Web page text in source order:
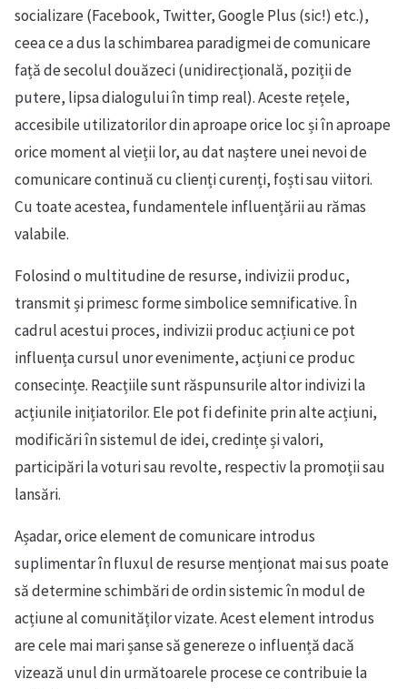
socializare (Facebook, Twitter, Google Plus (sic!) etc.),
ceea ce a dus la schimbarea paradigmei de comunicare
față de secolul douăzeci (unidirecțională, poziții de
putere, lipsa dialogului în timp real). Aceste rețele,
accesibile utilizatorilor din aproape orice loc și în aproape
orice moment al vieții lor, au dat naștere unei nevoi de
comunicare continuă cu clienți curenți, foști sau viitori.
Cu toate acestea, fundamentele influențării au rămas
valabile.
Folosind o multitudine de resurse, indivizii produc,
transmit și primesc forme simbolice semnificative. În
cadrul acestui proces, indivizii produc acțiuni ce pot
influența cursul unor evenimente, acțiuni ce produc
consecințe. Reacțiile sunt răspunsurile altor indivizi la
acțiunile inițiatorilor. Ele pot fi definite prin alte acțiuni,
modificări în sistemul de idei, credințe și valori,
participări la voturi sau revolte, respectiv la promoții sau
lansări.
Așadar, orice element de comunicare introdus
suplimentar în fluxul de resurse menționat mai sus poate
să determine schimbări de ordin sistemic în modul de
acțiune al comunităților vizate. Acest element introdus
are cele mai mari șanse să genereze o influență dacă
vizează unul din următoarele procese ce contribuie la